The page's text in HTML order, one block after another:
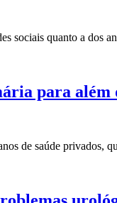
sociais quanto a dos
para além
de saúde privados,